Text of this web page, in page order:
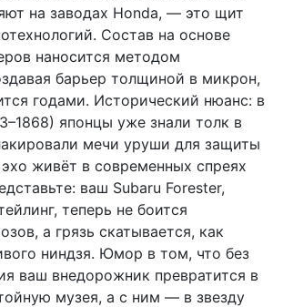
на заводах Honda, — это щит
Состав на основе
наносится методом
барьер толщиной в микрон,
годами. Исторический нюанс: в
японцы уже знали толк в
мечи уруши для защиты
эхо живёт в современных спреях
ваш Subaru Forester,
теперь не боится
а грязь скатывается, как
ниндзя. Юмор в том, что без
ваш внедорожник превратится в
музея, а с ним — в звезду